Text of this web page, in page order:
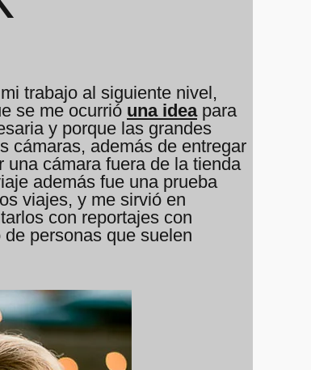
trabajo al siguiente nivel,
se me ocurrió una ideapara
y porque las grandes
cámaras, además de entregar
cámara fuera de la tienda
además fue una prueba
viajes, y me sirvió en
con reportajes con
personas que suelen